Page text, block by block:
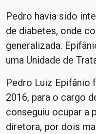
Pedro havia sido
de diabetes, onde
generalizada.
uma Unidade de
Pedro Luiz Epifânio
2016, para o cargo
conseguiu ocupar a
diretora, por dois